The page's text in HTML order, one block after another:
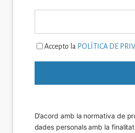
Accepto la POLÍTICA DE
D’acord amb la normativa de
dades personals amb la